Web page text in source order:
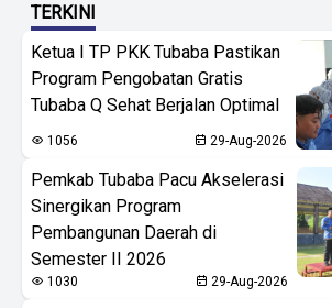
TERKINI
Ketua I TP PKK Tubaba Pastikan
Program Pengobatan Gratis
Tubaba Q Sehat Berjalan Optimal
1056 29-Aug-2026
Pemkab Tubaba Pacu Akselerasi
Sinergikan Program
Pembangunan Daerah di
Semester II 2026
1030 29-Aug-2026